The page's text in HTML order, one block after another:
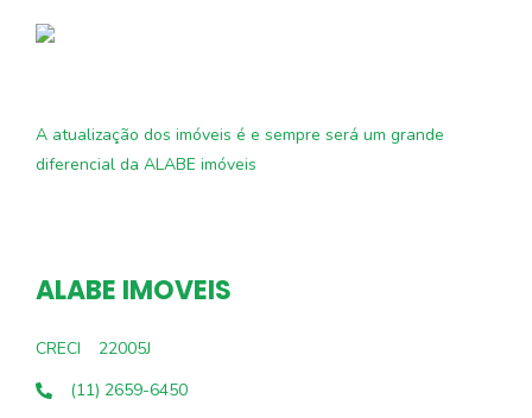
A atualização dos imóveis é e sempre será um grande
diferencial da ALABE imóveis
ALABE IMOVEIS
CRECI
22005J
(11) 2659-6450